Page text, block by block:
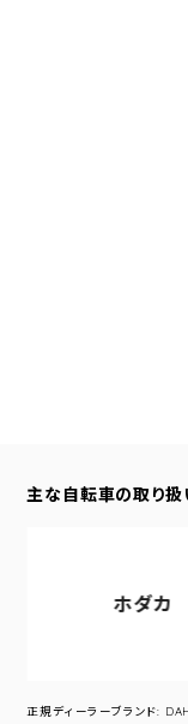
主な自転車の取り扱
ホダカ
正規ディーラーブランド: